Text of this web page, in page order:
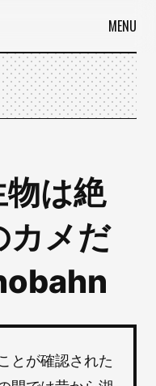
MENU
は絶
カメだ
とが確認された